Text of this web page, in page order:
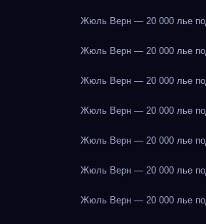
Жюль Верн — 20 000 лье
Жюль Верн — 20 000 лье
Жюль Верн — 20 000 лье
Жюль Верн — 20 000 лье
Жюль Верн — 20 000 лье
Жюль Верн — 20 000 лье
Жюль Верн — 20 000 лье